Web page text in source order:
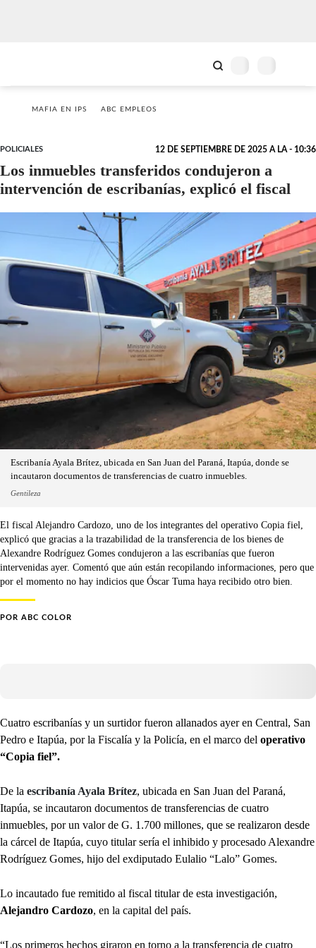
MAFIA EN IPS ABC EMPLEOS
POLICIALES 12 DE SEPTIEMBRE DE 2025 A LA - 10:36
Los inmuebles transferidos condujeron a
intervención de escribanías, explicó el fiscal
Escribanía Ayala Brítez, ubicada en San Juan del Paraná, Itapúa, donde se
incautaron documentos de transferencias de cuatro inmuebles.
Gentileza
El fiscal Alejandro Cardozo, uno de los integrantes del operativo Copia fiel,
explicó que gracias a la trazabilidad de la transferencia de los bienes de
Alexandre Rodríguez Gomes condujeron a las escribanías que fueron
intervenidas ayer. Comentó que aún están recopilando informaciones, pero que
por el momento no hay indicios que Óscar Tuma haya recibido otro bien.
POR ABC COLOR
Cuatro escribanías y un surtidor fueron allanados ayer en Central, San
Pedro e Itapúa, por la Fiscalía y la Policía, en el marco del operativo
“Copia fiel”.
De la escribanía Ayala Brítez, ubicada en San Juan del Paraná,
Itapúa, se incautaron documentos de transferencias de cuatro
inmuebles, por un valor de G. 1.700 millones, que se realizaron desde
la cárcel de Itapúa, cuyo titular sería el inhibido y procesado Alexandre
Rodríguez Gomes, hijo del exdiputado Eulalio “Lalo” Gomes.
Lo incautado fue remitido al fiscal titular de esta investigación,
Alejandro Cardozo, en la capital del país.
“Los primeros hechos giraron en torno a la transferencia de cuatro